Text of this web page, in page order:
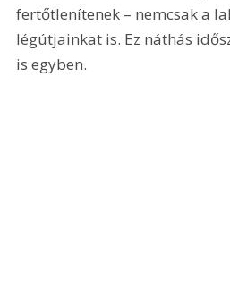
fertőtlenítenek – nemcsak a
légútjainkat is. Ez náthás
is egyben.